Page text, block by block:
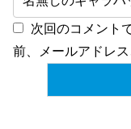
次回のコメント
前、メールアドレス